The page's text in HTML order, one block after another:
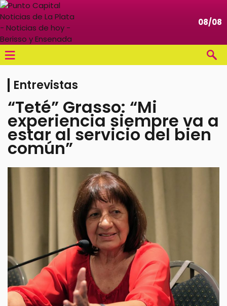
08/08
≡
Entrevistas
“Teté” Grasso: “Mi
experiencia siempre va a
estar al servicio del bien
común”